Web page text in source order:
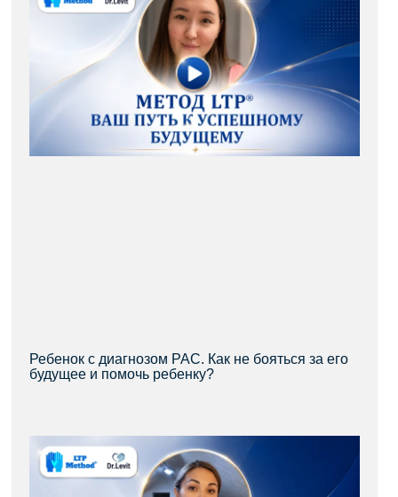
Ребенок с диагнозом РАС. Как не бояться за его
будущее и помочь ребенку?